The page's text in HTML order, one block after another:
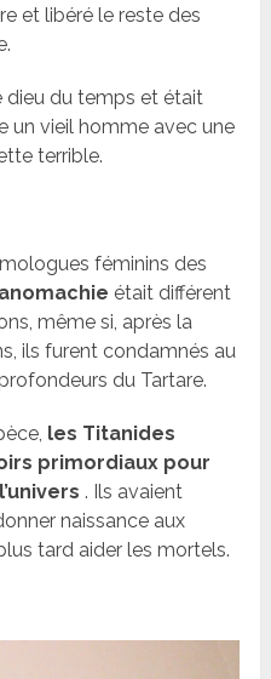
et libéré le reste des
dieu du temps et était
un vieil homme avec une
terrible.
féminins des
était différent
même si, après la
ils furent condamnés au
du Tartare.
les Titanides
primordiaux pour
. Ils avaient
naissance aux
tard aider les mortels.